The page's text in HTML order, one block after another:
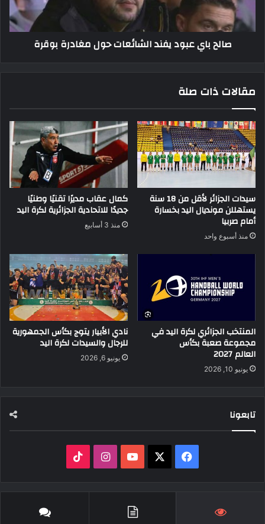
مغادرة
بوقرة
صالح باي عبود يفند الشائعات حول مغادرة بوقرة
مقالات ذات صلة
سيدات الجزائر لأقل من 18 سنة
يستهللن مونديال اليد بخسارة
أمام صربيا
منذ أسبوع واحد
كمال عقاب مديرًا تقنيًا وطنيًا
جديدًا للاتحادية الجزائرية لكرة اليد
منذ 3 أسابيع
المنتخب الجزائري لكرة اليد في
مجموعة صعبة بكأس
العالم 2027
يونيو 10, 2026
نادي الأبيار يتوج بكأس الجمهورية
للرجال والسيدات لكرة اليد
يونيو 6, 2026
تابعونا
فيسبوك ‫YouTubeانستقرام